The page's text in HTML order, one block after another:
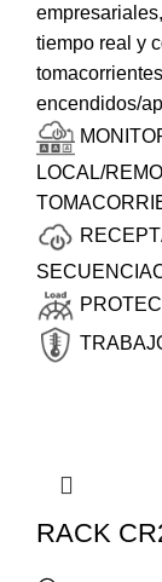
tiempo real y
encendidos/
LOCAL/
RACK